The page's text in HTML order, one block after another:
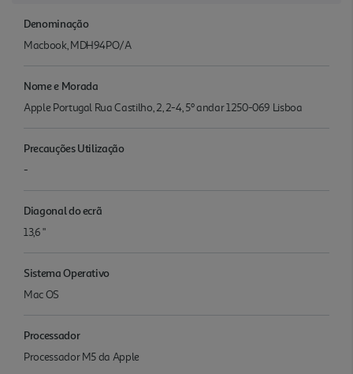
Denominação
Macbook, MDH94PO/A
Nome e Morada
Apple Portugal Rua Castilho, 2, 2-4, 5º andar 1250-069 Lisboa
Precauções Utilização
-
Diagonal do ecrã
13,6 "
Sistema Operativo
Mac OS
Processador
Proces­sador M5 da Apple